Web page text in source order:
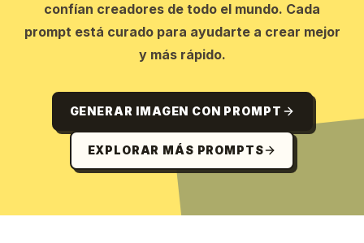
confían creadores de todo el mundo. Cada
prompt está curado para ayudarte a crear mejor
y más rápido.
GENERAR IMAGEN CON PROMPT
EXPLORAR MÁS PROMPTS